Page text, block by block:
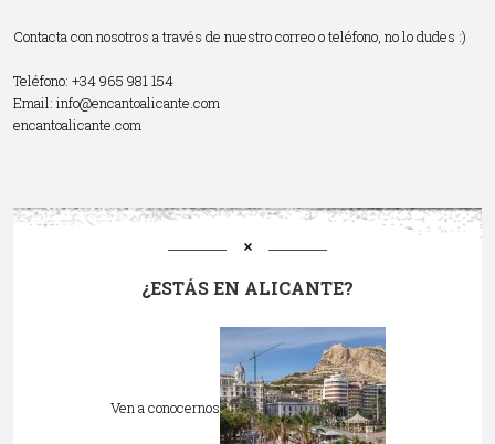
Contacta con nosotros a través de nuestro correo o teléfono, no lo dudes :)
Teléfono: +34 965 981 154
Email: info@encantoalicante.com
encantoalicante.com
¿ESTÁS EN ALICANTE?
Ven a conocernos